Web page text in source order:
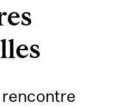
rencontre